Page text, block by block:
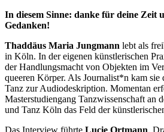
In diesem Sinne: danke für deine Zeit
Gedanken!
Thaddäus Maria Jungmann lebt als
in Köln. In der eigenen künstlerischen
der Handlungsmacht von Objekten im
queeren Körper. Als Journalist*n kam sie
Tanz zur Audiodeskription. Momentan
Masterstudiengang Tanzwissenschaft an
und Tanz Köln das Feld der
Das Interview führte Lucie Ortmann,